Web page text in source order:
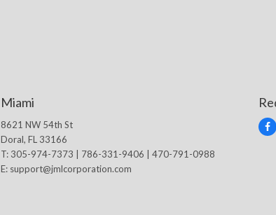
Miami
8621 NW 54th St
Doral, FL 33166
T: 305-974-7373 | 786-331-9406 | 470-791-0988
E: support@jmlcorporation.com
F